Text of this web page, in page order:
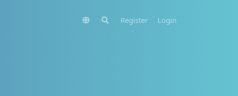
Register Login